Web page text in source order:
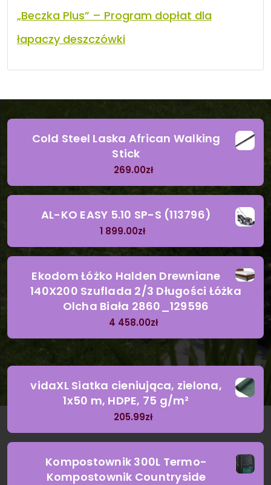
„Beczka Plus” – Program dopłat dla
łapaczy deszczówki
Cold Steel Laska African Walking
Stick
269.00zł
AL-KO EASY 5.10 SP-S (113796)
1 899.00zł
Ekodom Łóżko Halden Drewniane
140X200 Szuflada 2/3 Długości Łóżka
Olcha Biała 2860_129596
4 458.00zł
vidaXL Siatka cieniująca, zielona,
1x50 m, HDPE, 75 g/m²
205.99zł
Kompostownik 300L Termo-
Kompostownik Countryside